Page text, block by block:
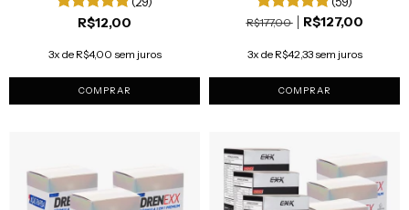
R$12,00
3x de R$4,00 sem juros
COMPRAR
R$177,00 R$127,00
3x de R$42,33 sem juros